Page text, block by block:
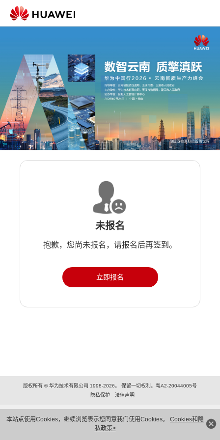
本站点使用Cookies，继续浏览表示您同意我们使用Cookies。 Cookies和隐
私政策>
未报名
抱歉，您尚未报名，请报名后再签到。
立即报名
版权所有 © 华为技术有限公司 1998-2026。 保留一切权利。粤A2-20044005号
隐私保护
法律声明